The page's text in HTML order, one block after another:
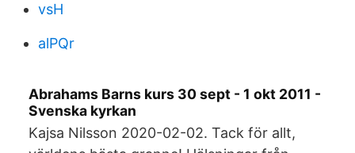
vsH
alPQr
Abrahams Barns kurs 30 sept - 1 okt 2011 -
Svenska kyrkan
Kajsa Nilsson 2020-02-​02. Tack för allt,